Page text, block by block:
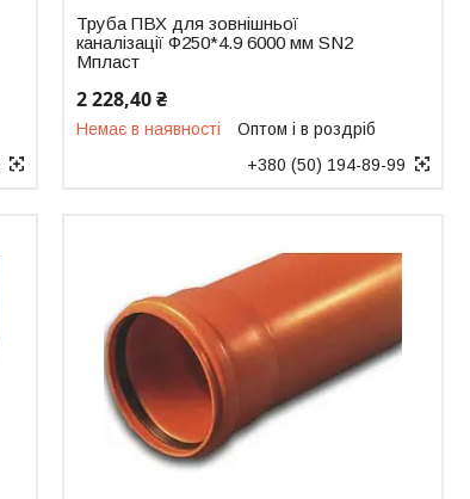
Труба ПВХ для зовнішньої
каналізації Ф250*4.9 6000 мм SN2
Мпласт
2 228,40 ₴
Немає в наявності
Оптом і в роздріб
+380 (50) 194-89-99